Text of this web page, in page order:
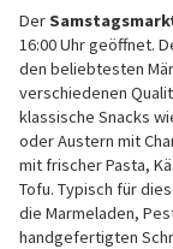
Der
16:00 Uhr geöffnet.
den beliebtesten
verschiedenen
klassische Snacks
oder Austern mit
mit frischer Pasta,
Tofu. Typisch für
die Marmeladen,
handgefertigten